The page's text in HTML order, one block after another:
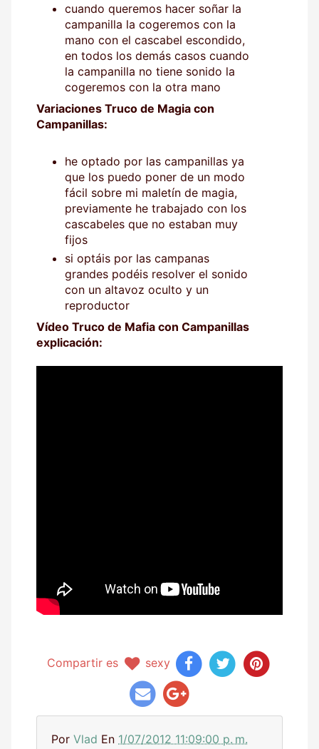
cuando queremos hacer soñar la
campanilla la cogeremos con la
mano con el cascabel escondido,
en todos los demás casos cuando
la campanilla no tiene sonido la
cogeremos con la otra mano
Variaciones Truco de Magia con
Campanillas:
he optado por las campanillas ya
que los puedo poner de un modo
fácil sobre mi maletín de magia,
previamente he trabajado con los
cascabeles que no estaban muy
fijos
si optáis por las campanas
grandes podéis resolver el sonido
con un altavoz oculto y un
reproductor
Vídeo Truco de Mafia con Campanillas
explicación:
Compartir es sexy
Por Vlad En 1/07/2012 11:09:00 p. m.